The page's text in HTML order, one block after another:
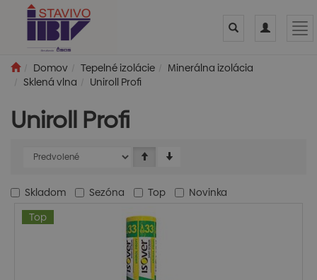
Toggle
Toggle
Domov
Tepelné izolácie
Minerálna izolácia
Sklená vlna
Uniroll Profi
Uniroll Profi
Skladom Sezóna Top
Novinka
Top